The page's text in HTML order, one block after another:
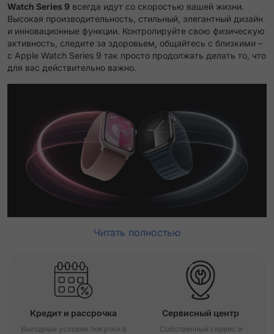
Watch Series 9 всегда идут со скоростью вашей жизни.
Высокая производительность, стильный, элегантный дизайн
и инновационные функции. Контролируйте свою физическую
активность, следите за здоровьем, общайтесь с близкими –
с Apple Watch Series 9 так просто продолжать делать то, что
для вас действительно важно.
Читать полностью
Кредит и рассрочка
Выгодные условия покупки в
Сервисный центр
Собственный сервис и